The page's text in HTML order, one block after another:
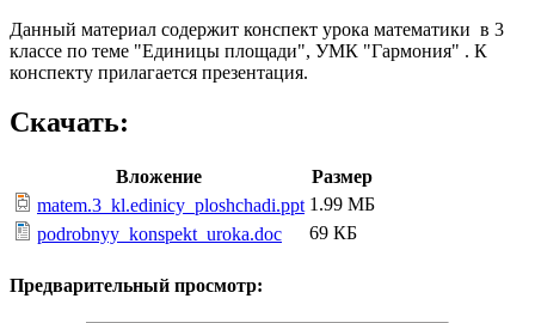
Данный материал содержит конспект урока математики в 3
классе по теме "Единицы площади", УМК "Гармония" . К
конспекту прилагается презентация.
Скачать:
Вложение
Размер
matem.3_kl.edinicy_ploshchadi.ppt 1.99 МБ
podrobnyy_konspekt_uroka.doc
69 КБ
Предварительный просмотр: